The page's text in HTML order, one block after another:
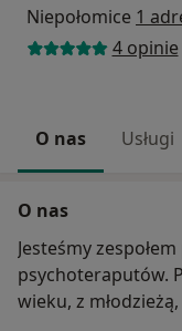
Niepołomice 1
4 opinie
O nas Usługi
O nas
Jesteśmy
psychoteraputów.
wieku, z